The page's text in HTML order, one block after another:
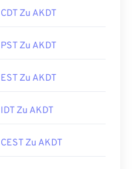
CDT Zu AKDT
PST Zu AKDT
EST Zu AKDT
IDT Zu AKDT
CEST Zu AKDT